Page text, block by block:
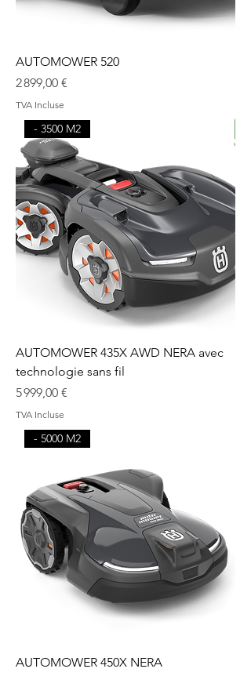
AUTOMOWER 520
Prix
2 899,00 €
TVA Incluse
- 3500 M2
AUTOMOWER 435X AWD NERA avec
technologie sans fil
Prix
5 999,00 €
TVA Incluse
- 5000 M2
AUTOMOWER 450X NERA